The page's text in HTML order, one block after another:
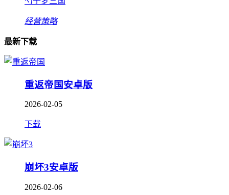
经营策略
最新下载
重返帝国安卓版
2026-02-05
下载
崩坏3安卓版
2026-02-06